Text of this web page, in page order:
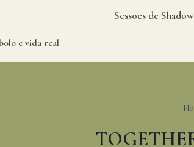
e vida real
Sessões de